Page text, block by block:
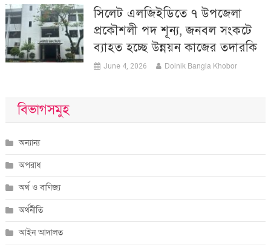
সিলেট এলজিইডিতে ৭ উপজেলা
প্রকৌশলী পদ শূন্য, জনবল সংকটে
ব্যাহত হচ্ছে উন্নয়ন কাজের তদারকি
June 4, 2026 Doinik Bangla Khobor
বিভাগসমুহ
অন্যান্য
অপরাধ
অর্থ ও বাণিজ্য
অর্থনীতি
আইন আদালত